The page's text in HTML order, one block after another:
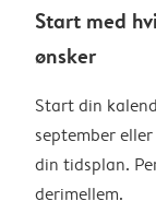
Start med
ønsker
Start din
september
din tidsplan.
derimellem.